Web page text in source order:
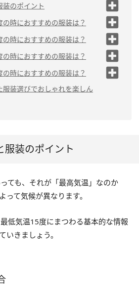
装のポイント
の時におすすめの服装は？
の時におすすめの服装は？
の時におすすめの服装は？
の時におすすめの服装は？
装選びでおしゃれを楽しん
服装のポイント
ても、それが「最高気温」なのか
って気候が異なります。
低気温15度にまつわる基本的な情報
いきましょう。